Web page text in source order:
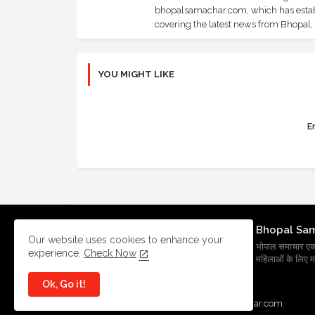
bhopalsamachar.com, which has
covering the latest news from Bhopal,
YOU MIGHT LIKE
Bhopal
भोपाल समाचार एक
महिलाओं के लिए
BhopalSmachar.com
Our website uses cookies to enhance your
experience. Check Now
Ok, Go it!